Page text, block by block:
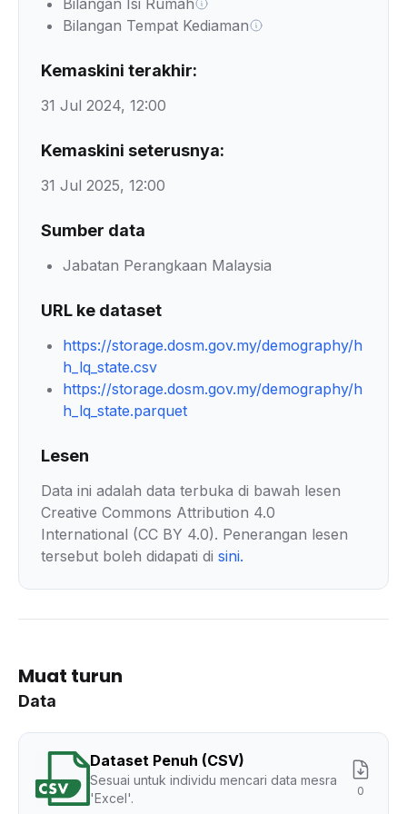
Bilangan Isi Rumah
Bilangan Tempat Kediaman
Kemaskini terakhir:
31 Jul 2024, 12:00
Kemaskini seterusnya:
31 Jul 2025, 12:00
Sumber data
Jabatan Perangkaan Malaysia
URL ke dataset
https://storage.dosm.gov.my/demography/h
h_lq_state.csv
https://storage.dosm.gov.my/demography/h
h_lq_state.parquet
Lesen
Data ini adalah data terbuka di bawah lesen
Creative Commons Attribution 4.0
International (CC BY 4.0). Penerangan lesen
tersebut boleh didapati di sini.
Muat turun
Data
Dataset Penuh (CSV)
Sesuai untuk individu mencari data mesra
'Excel'.
0